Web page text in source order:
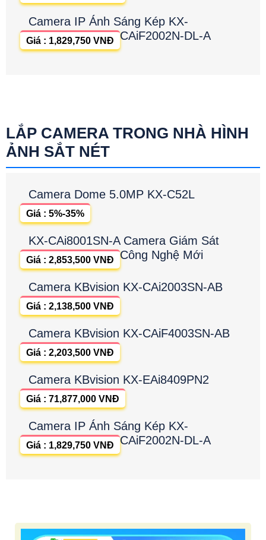
Camera IP Ánh Sáng Kép KX-
CAiF2002N-DL-A
Giá : 1,829,750 VNĐ
LẮP CAMERA TRONG NHÀ HÌNH
ẢNH SẮT NÉT
Camera Dome 5.0MP KX-C52L
Giá : 5%-35%
KX-CAi8001SN-A Camera Giám Sát
Công Nghệ Mới
Giá : 2,853,500 VNĐ
Camera KBvision KX-CAi2003SN-AB
Giá : 2,138,500 VNĐ
Camera KBvision KX-CAiF4003SN-AB
Giá : 2,203,500 VNĐ
Camera KBvision KX-EAi8409PN2
Giá : 71,877,000 VNĐ
Camera IP Ánh Sáng Kép KX-
CAiF2002N-DL-A
Giá : 1,829,750 VNĐ